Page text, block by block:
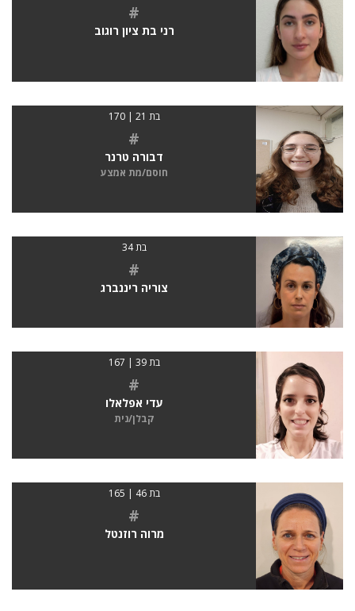
#
רני בת ציון רוגוב
בת 21 | 170
#
דבורה טרנר
חוסם/מת אמצע
בת 34
#
צוריה ריננברג
בת 39 | 167
#
עדי אפלאלו
קבלן/נית
בת 46 | 165
#
מרוה רוזנטל